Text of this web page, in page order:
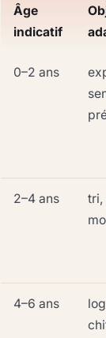
Âge
indicatif
0–2 ans
2–4 ans
tri,
4–6 ans